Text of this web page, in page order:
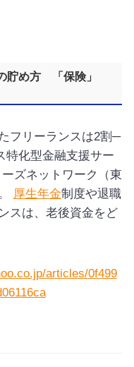
貯め方 「保険」
フリーランスは2割─
特化型金融支援サー
ズネットワーク（東
厚生年金制度や退職
スは、老後資金をど
articles/0f499